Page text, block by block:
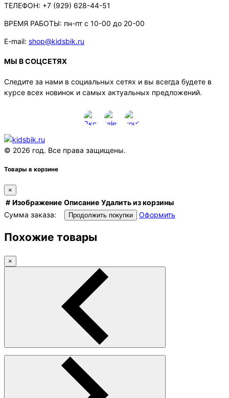
ТЕЛЕФОН: +7 (929) 628-44-51
ВРЕМЯ РАБОТЫ: пн-пт с 10-00 до 20-00
E-mail: shop@kidsbik.ru
МЫ В СОЦСЕТЯХ
Следите за нами в социальных сетях и вы всегда будете в
курсе всех новинок и самых актуальных предложений.
© 2026 год. Все права защищены.
Товары в корзине
×
# Изображение Описание Удалить из корзины
Сумма заказа:
Продолжить покупки Оформить
Похожие товары
×